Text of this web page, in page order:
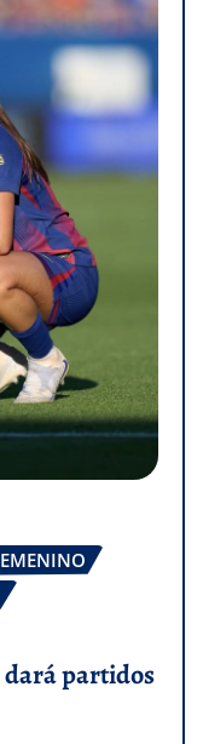
dará partidos